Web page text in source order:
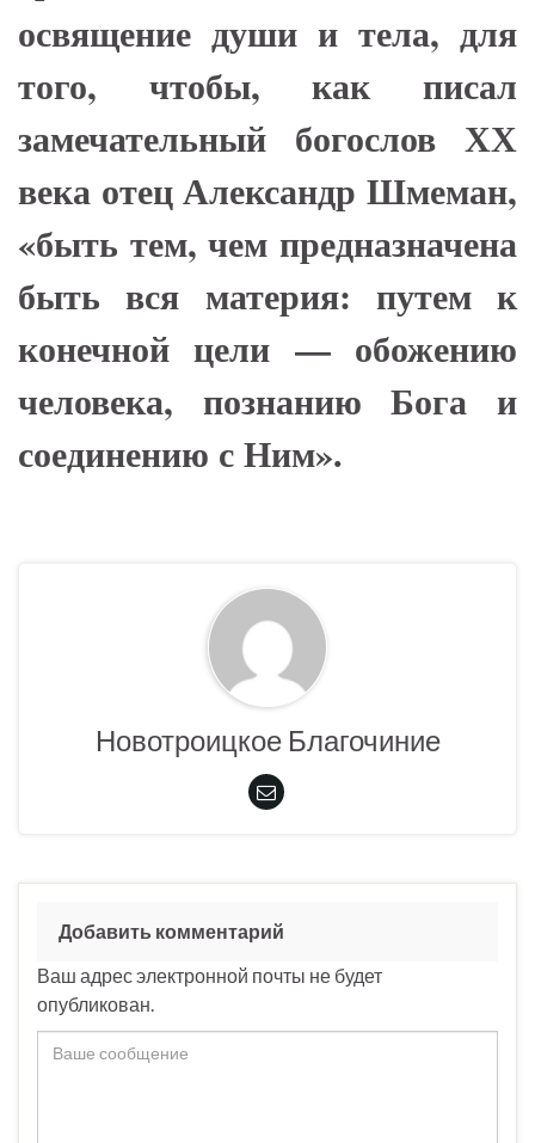
освящение души и тела, для
того, чтобы, как писал
замечательный богослов ХХ
века отец Александр Шмеман,
«быть тем, чем предназначена
быть вся материя: путем к
конечной цели — обожению
человека, познанию Бога и
соединению с Ним».
Новотроицкое Благочиние
Добавить комментарий
Ваш адрес электронной почты не будет
опубликован.